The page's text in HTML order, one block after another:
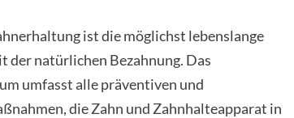
ist die möglichst lebenslange
der natürlichen Bezahnung. Das
umfasst alle präventiven und
die Zahn und Zahnhalteapparat in